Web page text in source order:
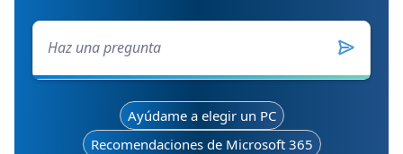
Ayúdame a elegir un PC
Recomendaciones de Microsoft 365